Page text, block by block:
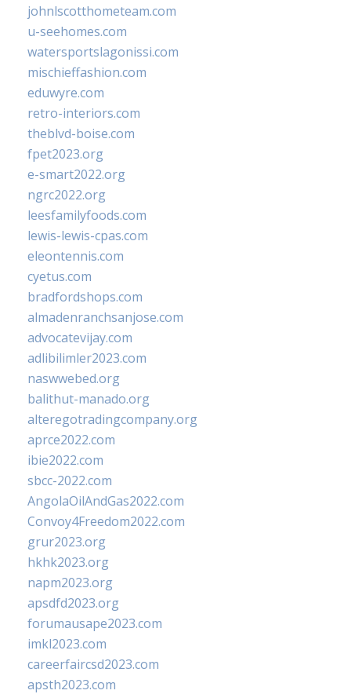
johnlscotthometeam.com
u-seehomes.com
watersportslagonissi.com
mischieffashion.com
eduwyre.com
retro-interiors.com
theblvd-boise.com
fpet2023.org
e-smart2022.org
ngrc2022.org
leesfamilyfoods.com
lewis-lewis-cpas.com
eleontennis.com
cyetus.com
bradfordshops.com
almadenranchsanjose.com
advocatevijay.com
adlibilimler2023.com
naswwebed.org
balithut-manado.org
alteregotradingcompany.org
aprce2022.com
ibie2022.com
sbcc-2022.com
AngolaOilAndGas2022.com
Convoy4Freedom2022.com
grur2023.org
hkhk2023.org
napm2023.org
apsdfd2023.org
forumausape2023.com
imkl2023.com
careerfaircsd2023.com
apsth2023.com